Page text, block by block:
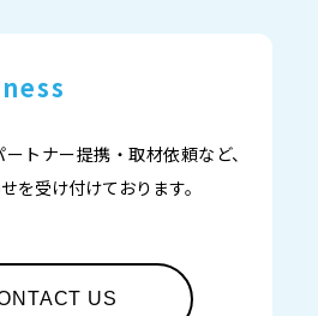
トナー提携・取材依頼など、
を受け付けております。
US